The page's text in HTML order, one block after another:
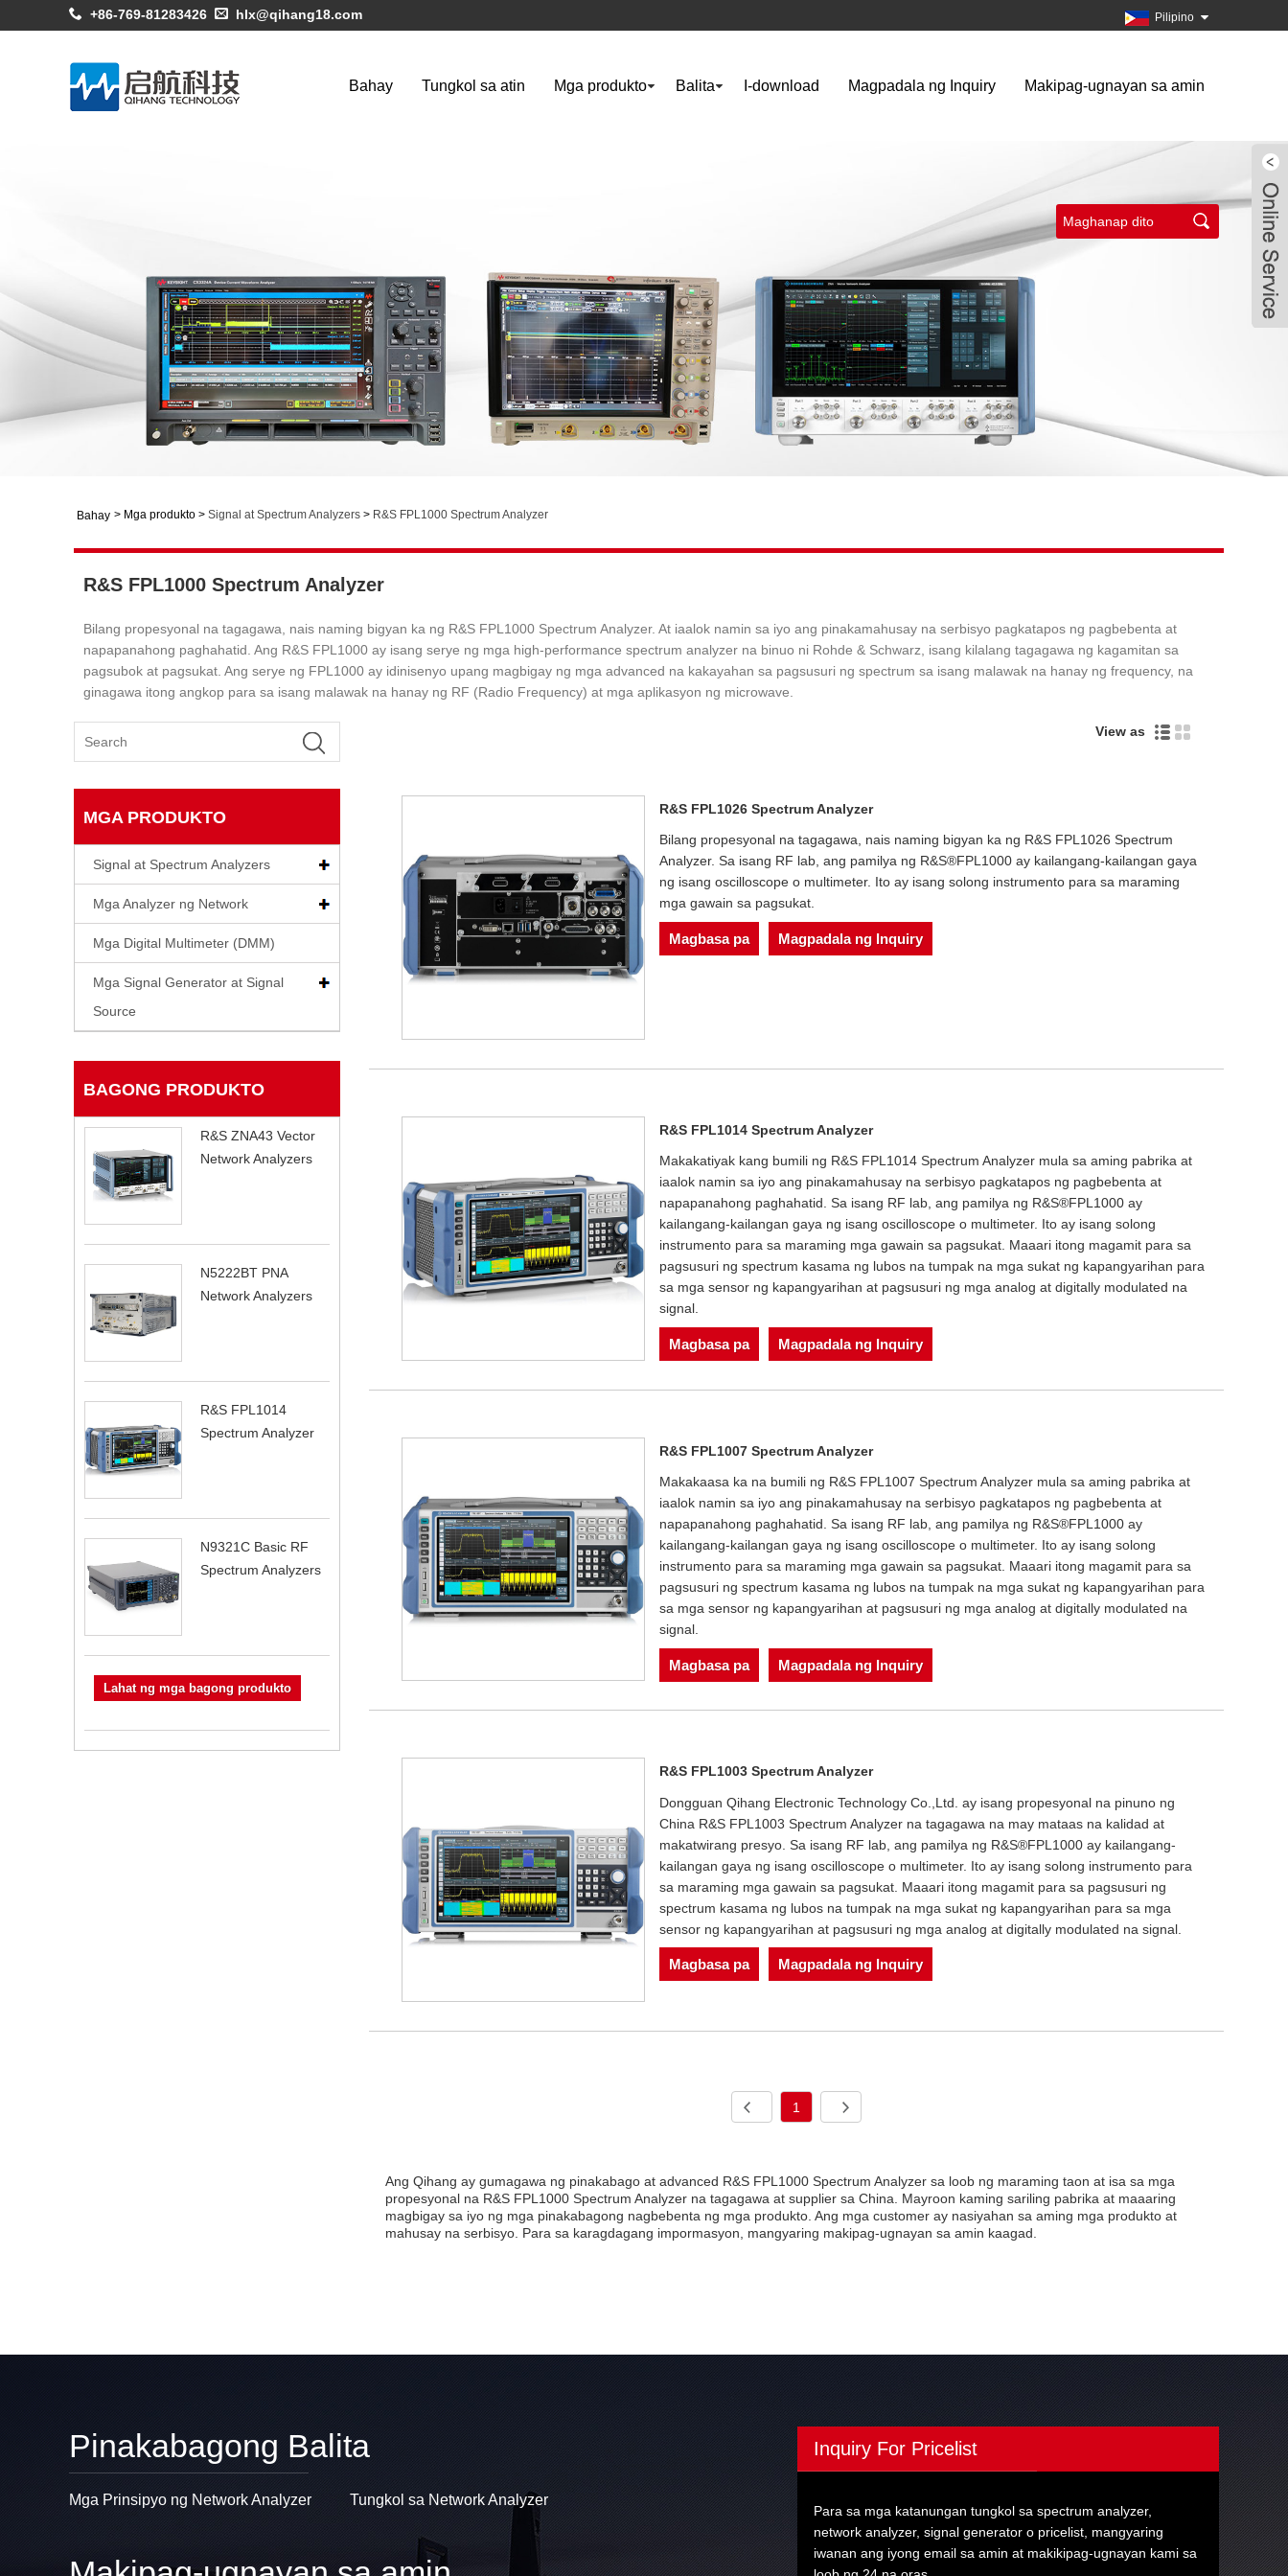
+86-769-81283426 hlx@qihang18.com Pilipino
Bahay Tungkol sa atin Mga produkto Balita I-download Magpadala ng Inquiry Makipag-ugnayan sa amin
Bahay > Mga produkto > Signal at Spectrum Analyzers > R&S FPL1000 Spectrum Analyzer
R&S FPL1000 Spectrum Analyzer
Bilang propesyonal na tagagawa, nais naming bigyan ka ng R&S FPL1000 Spectrum Analyzer. At iaalok namin sa iyo ang pinakamahusay na serbisyo pagkatapos ng pagbebenta at
napapanahong paghahatid. Ang R&S FPL1000 ay isang serye ng mga high-performance spectrum analyzer na binuo ni Rohde & Schwarz, isang kilalang tagagawa ng kagamitan sa
pagsubok at pagsukat. Ang serye ng FPL1000 ay idinisenyo upang magbigay ng mga advanced na kakayahan sa pagsusuri ng spectrum sa isang malawak na hanay ng frequency, na
ginagawa itong angkop para sa isang malawak na hanay ng RF (Radio Frequency) at mga aplikasyon ng microwave.
MGA PRODUKTO
Signal at Spectrum Analyzers
Mga Analyzer ng Network
Mga Digital Multimeter (DMM)
Mga Signal Generator at Signal
Source
BAGONG PRODUKTO
R&S ZNA43 Vector
Network Analyzers
N5222BT PNA
Network Analyzers
R&S FPL1014
Spectrum Analyzer
N9321C Basic RF
Spectrum Analyzers
Lahat ng mga bagong produkto
View as
R&S FPL1026 Spectrum Analyzer
Bilang propesyonal na tagagawa, nais naming bigyan ka ng R&S FPL1026 Spectrum
Analyzer. Sa isang RF lab, ang pamilya ng R&S®FPL1000 ay kailangang-kailangan gaya
ng isang oscilloscope o multimeter. Ito ay isang solong instrumento para sa maraming
mga gawain sa pagsukat.
Magbasa pa Magpadala ng Inquiry
R&S FPL1014 Spectrum Analyzer
Makakatiyak kang bumili ng R&S FPL1014 Spectrum Analyzer mula sa aming pabrika at
iaalok namin sa iyo ang pinakamahusay na serbisyo pagkatapos ng pagbebenta at
napapanahong paghahatid. Sa isang RF lab, ang pamilya ng R&S®FPL1000 ay
kailangang-kailangan gaya ng isang oscilloscope o multimeter. Ito ay isang solong
instrumento para sa maraming mga gawain sa pagsukat. Maaari itong magamit para sa
pagsusuri ng spectrum kasama ng lubos na tumpak na mga sukat ng kapangyarihan para
sa mga sensor ng kapangyarihan at pagsusuri ng mga analog at digitally modulated na
signal.
Magbasa pa Magpadala ng Inquiry
R&S FPL1007 Spectrum Analyzer
Makakaasa ka na bumili ng R&S FPL1007 Spectrum Analyzer mula sa aming pabrika at
iaalok namin sa iyo ang pinakamahusay na serbisyo pagkatapos ng pagbebenta at
napapanahong paghahatid. Sa isang RF lab, ang pamilya ng R&S®FPL1000 ay
kailangang-kailangan gaya ng isang oscilloscope o multimeter. Ito ay isang solong
instrumento para sa maraming mga gawain sa pagsukat. Maaari itong magamit para sa
pagsusuri ng spectrum kasama ng lubos na tumpak na mga sukat ng kapangyarihan para
sa mga sensor ng kapangyarihan at pagsusuri ng mga analog at digitally modulated na
signal.
Magbasa pa Magpadala ng Inquiry
R&S FPL1003 Spectrum Analyzer
Dongguan Qihang Electronic Technology Co.,Ltd. ay isang propesyonal na pinuno ng
China R&S FPL1003 Spectrum Analyzer na tagagawa na may mataas na kalidad at
makatwirang presyo. Sa isang RF lab, ang pamilya ng R&S®FPL1000 ay kailangang-
kailangan gaya ng isang oscilloscope o multimeter. Ito ay isang solong instrumento para
sa maraming mga gawain sa pagsukat. Maaari itong magamit para sa pagsusuri ng
spectrum kasama ng lubos na tumpak na mga sukat ng kapangyarihan para sa mga
sensor ng kapangyarihan at pagsusuri ng mga analog at digitally modulated na signal.
Magbasa pa Magpadala ng Inquiry
1
Ang Qihang ay gumagawa ng pinakabago at advanced R&S FPL1000 Spectrum Analyzer sa loob ng maraming taon at isa sa mga
propesyonal na R&S FPL1000 Spectrum Analyzer na tagagawa at supplier sa China. Mayroon kaming sariling pabrika at maaaring
magbigay sa iyo ng mga pinakabagong nagbebenta ng mga produkto. Ang mga customer ay nasiyahan sa aming mga produkto at
mahusay na serbisyo. Para sa karagdagang impormasyon, mangyaring makipag-ugnayan sa amin kaagad.
Pinakabagong Balita
Mga Prinsipyo ng Network Analyzer Tungkol sa Network Analyzer
Inquiry For Pricelist
Para sa mga katanungan tungkol sa spectrum analyzer,
network analyzer, signal generator o pricelist, mangyaring
iwanan ang iyong email sa amin at makikipag-ugnayan kami sa